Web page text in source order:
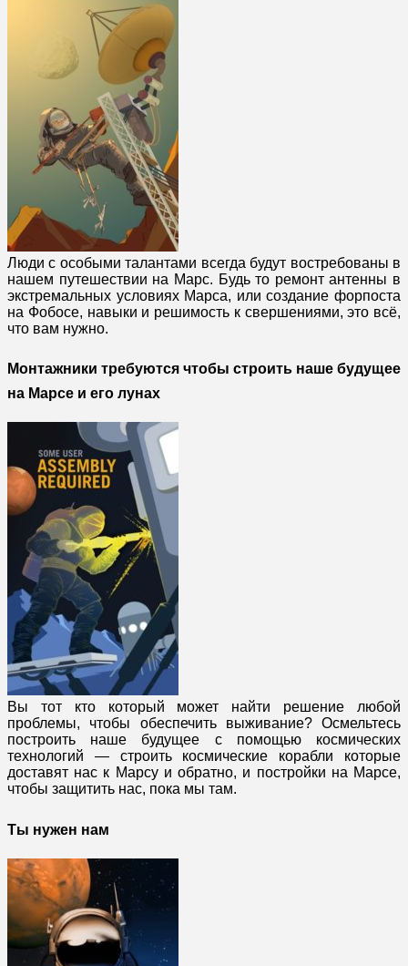
Люди с особыми талантами всегда будут востребованы в
нашем путешествии на Марс. Будь то ремонт антенны в
экстремальных условиях Марса, или создание форпоста
на Фобосе, навыки и решимость к свершениями, это всё,
что вам нужно.
Монтажники требуются чтобы строить наше будущее
на Марсе и его лунах
Вы тот кто который может найти решение любой
проблемы, чтобы обеспечить выживание? Осмельтесь
построить наше будущее с помощью космических
технологий — строить космические корабли которые
доставят нас к Марсу и обратно, и постройки на Марсе,
чтобы защитить нас, пока мы там.
Ты нужен нам